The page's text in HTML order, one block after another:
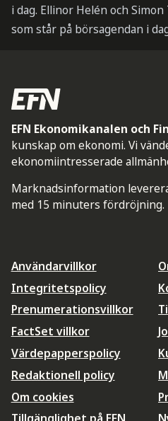
i dag. Ellinor Helén och
som står på börsagendan i
EFN Ekonomikanalen och
kunskap om ekonomi. Vi
ekonomiintresserade
Marknadsinformation
med 15 minuters fördröjning.
Användarvillkor
Integritetspolicy
Prenumerationsvillkor
FactSet villkor
Värdepapperspolicy
Redaktionell policy
Om cookies